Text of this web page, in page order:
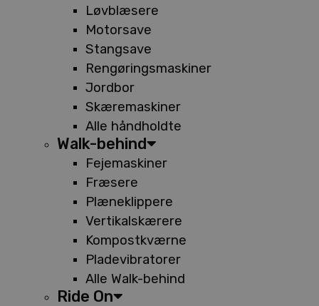
Løvblæsere
Motorsave
Stangsave
Rengøringsmaskiner
Jordbor
Skæremaskiner
Alle håndholdte
Walk-behind
Fejemaskiner
Fræsere
Plæneklippere
Vertikalskærere
Kompostkværne
Pladevibratorer
Alle Walk-behind
Ride On